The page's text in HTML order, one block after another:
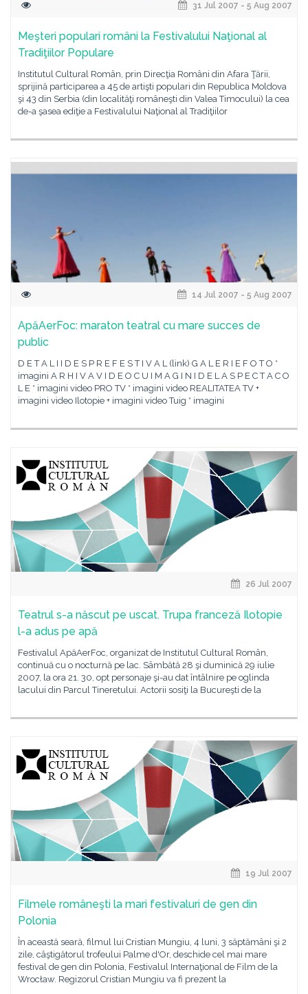
31 Jul 2007 - 5 Aug 2007
Meşteri populari români la Festivalului Naţional al
Tradiţiilor Populare
Institutul Cultural Român, prin Direcţia Români din Afara Ţării,
sprijină participarea a 45 de artişti populari din Republica Moldova
şi 43 din Serbia (din localităţi româneşti din Valea Timocului) la cea
de-a şasea ediţie a Festivalului Naţional al Tradiţiilor
14 Jul 2007 - 5 Aug 2007
ApăAerFoc: maraton teatral cu mare succes de
public
D E T A L I I D E S P R E F E S T I V A L (link) G A L E R I E F O T O *
imagini A R H I V A V I D E O C U I M A G I N I D E L A S P E C T A C O
L E * imagini video PRO TV * imagini video REALITATEA TV +
imagini video Ilotopie + imagini video Tuig * imagini
26 Jul 2007
Teatrul s-a născut pe uscat. Trupa franceză Ilotopie
l-a adus pe apă
Festivalul ApăAerFoc, organizat de Institutul Cultural Român,
continuă cu o nocturnă pe lac. Sâmbătă 28 şi duminică 29 iulie
2007, la ora 21. 30, opt personaje şi-au dat întâlnire pe oglinda
lacului din Parcul Tineretului. Actorii sosiţi la Bucureşti de la
19 Jul 2007
Filmele româneşti la mari festivaluri de gen din
Polonia
În această seară, filmul lui Cristian Mungiu, 4 luni, 3 săptămâni şi 2
zile, câştigătorul trofeului Palme d'Or, deschide cel mai mare
festival de gen din Polonia, Festivalul Internaţional de Film de la
Wrocław. Regizorul Cristian Mungiu va fi prezent la